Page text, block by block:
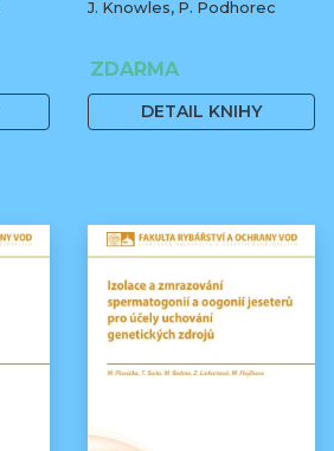
J. Knowles, P. Podhorec
ZDARMA
DETAIL KNIHY